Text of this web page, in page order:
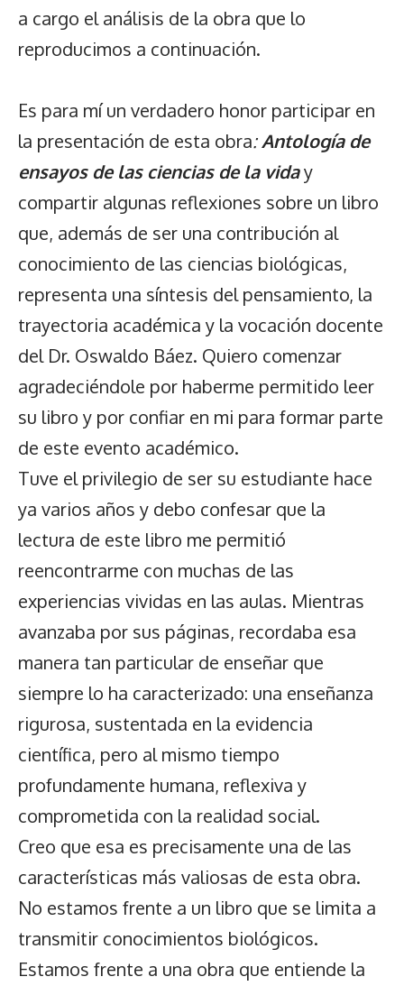
a cargo el análisis de la obra que lo
reproducimos a continuación.
Es para mí un verdadero honor participar en
la presentación de esta obra:Antología de
ensayos de las ciencias de la viday
compartir algunas reflexiones sobre un libro
que, además de ser una contribución al
conocimiento de las ciencias biológicas,
representa una síntesis del pensamiento, la
trayectoria académica y la vocación docente
del Dr. Oswaldo Báez. Quiero comenzar
agradeciéndole por haberme permitido leer
su libro y por confiar en mi para formar parte
de este evento académico.
Tuve el privilegio de ser su estudiante hace
ya varios años y debo confesar que la
lectura de este libro me permitió
reencontrarme con muchas de las
experiencias vividas en las aulas. Mientras
avanzaba por sus páginas, recordaba esa
manera tan particular de enseñar que
siempre lo ha caracterizado: una enseñanza
rigurosa, sustentada en la evidencia
científica, pero al mismo tiempo
profundamente humana, reflexiva y
comprometida con la realidad social.
Creo que esa es precisamente una de las
características más valiosas de esta obra.
No estamos frente a un libro que se limita a
transmitir conocimientos biológicos.
Estamos frente a una obra que entiende la